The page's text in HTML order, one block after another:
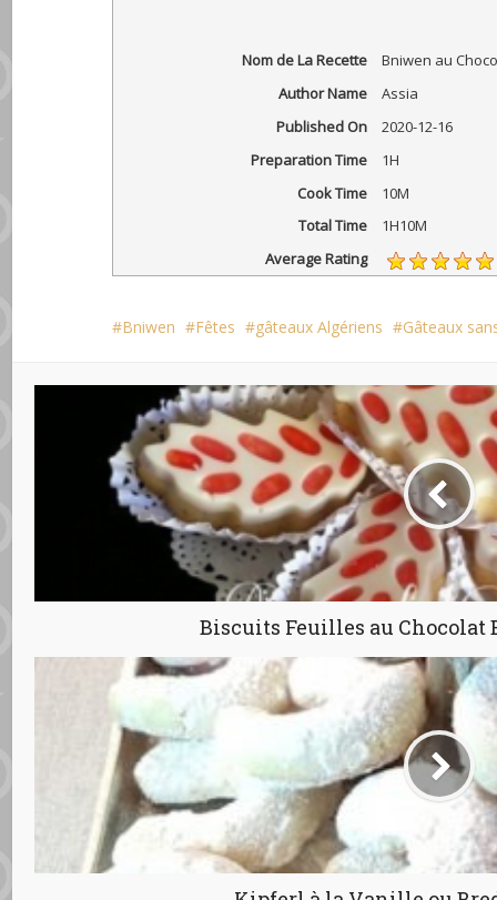
Nom de La Recette
Bniwen au
Author Name
Assia
Published On
2020-12-16
Preparation Time
1H
Cook Time
10M
Total Time
1H10M
Average Rating
Bniwen Fêtes gâteaux Algériens Gâteaux
Biscuits Feuilles au Chocolat